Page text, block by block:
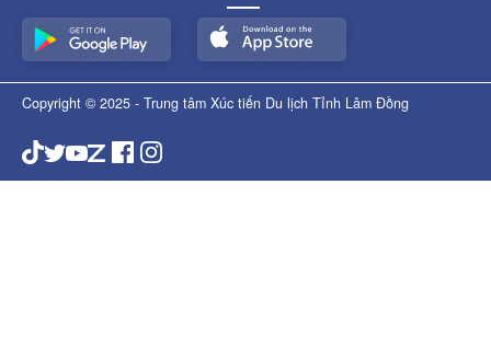
Copyright © 2025 - Trung tâm Xúc tiến Du lịch Tỉnh Lâm Đồng